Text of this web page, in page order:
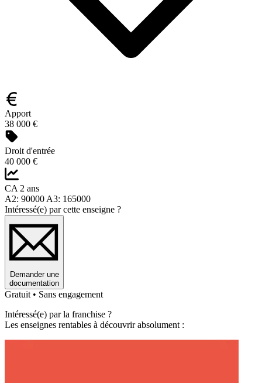
Apport
38 000 €
Droit d'entrée
40 000 €
CA 2 ans
A2: 90000 A3: 165000
Intéressé(e) par cette enseigne ?
Demander une
documentation
Gratuit • Sans engagement
Intéressé(e) par la franchise ?
Les enseignes rentables à découvrir absolument :